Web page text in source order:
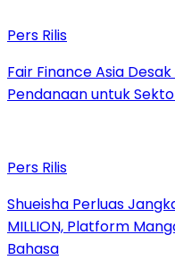
Pers Rilis
Fair Finance Asia
Pendanaan untuk
Pers Rilis
Shueisha Perluas
MILLION, Platform
Bahasa